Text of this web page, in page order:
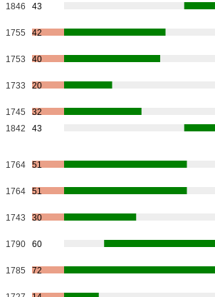
1846 43
1755 42
1753 40
1733 20
1745
32
1842 43
1764 51
1764 51
1743 30
1790 60
1785 72